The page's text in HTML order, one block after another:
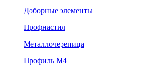
Доборные элементы
Профнастил
Металлочерепица
Профиль М4